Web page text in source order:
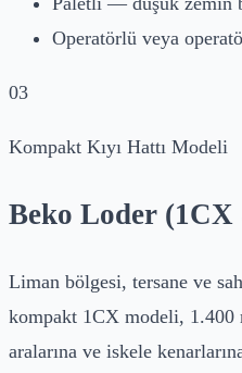
Operatörlü veya
03
Kompakt Kıyı Hattı Modeli
Beko Loder
Liman bölgesi, tersane ve
kompakt 1CX modeli,
aralarına ve iskele